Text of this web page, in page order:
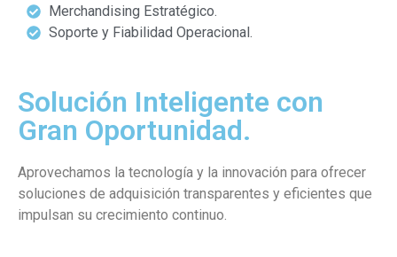
Merchandising Estratégico.
Soporte y Fiabilidad Operacional.
Solución Inteligente con
Gran Oportunidad.
Aprovechamos la tecnología y la innovación para ofrecer
soluciones de adquisición transparentes y eficientes que
impulsan su crecimiento continuo.